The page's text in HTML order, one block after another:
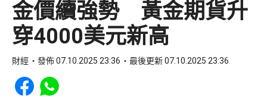
金價續強勢 黃金期貨升
穿4000美元新高
財經 發佈 07.10.2025 23:36 最後更新 07.10.2025 23:36
Share to Facebook
Share to WhatsApp